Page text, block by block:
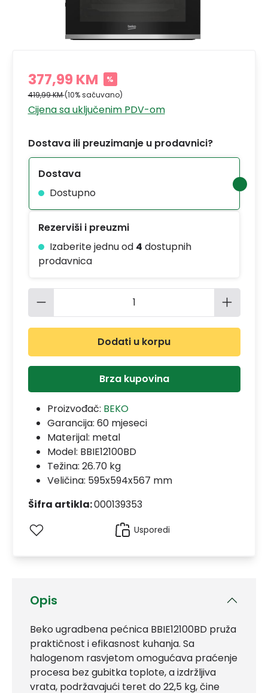
Opis
Beko ugradbena pećnica BBIE12100BD pruža
praktičnost i efikasnost kuhanja. Sa
halogenom rasvjetom omogućava praćenje
procesa bez gubitka toplote, a izdržljiva
vrata, podržavajući teret do 22,5 kg, čine
377,99 KM %
419,99 KM(10% sačuvano)
Cijena sa uključenim PDV-om
Dostava ili preuzimanje u prodavnici?
Dostava
Dostupno
Rezerviši i preuzmi
Izaberite jednu od 4 dostupnih
prodavnica
Količina proizvoda: Unesite
Dodati u korpu
Brza kupovina
Proizvođač: BEKO
Garancija: 60 mjeseci
Materijal: metal
Model: BBIE12100BD
Težina: 26.70 kg
Veličina: 595x594x567 mm
Šifra artikla:000139353
Usporedi